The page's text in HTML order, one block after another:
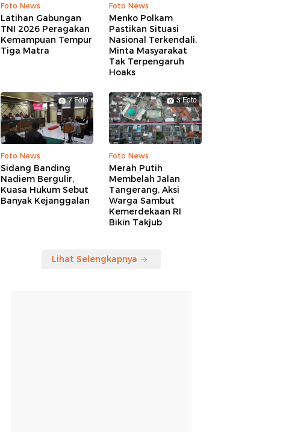
Foto News
Latihan Gabungan
TNI 2026 Peragakan
Kemampuan Tempur
Tiga Matra
Foto News
Menko Polkam
Pastikan Situasi
Nasional Terkendali,
Minta Masyarakat
Tak Terpengaruh
Hoaks
7 Foto
Foto News
Sidang Banding
Nadiem Bergulir,
Kuasa Hukum Sebut
Banyak Kejanggalan
3 Foto
Foto News
Merah Putih
Membelah Jalan
Tangerang, Aksi
Warga Sambut
Kemerdekaan RI
Bikin Takjub
Lihat Selengkapnya